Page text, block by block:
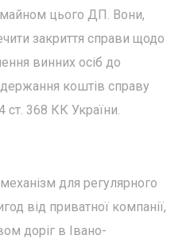
майном цього ДП. Вони,
закриття справи щодо
винних осіб до
коштів справу
ст. 368 КК України.
для регулярного
від приватної компанії,
доріг в Івано-